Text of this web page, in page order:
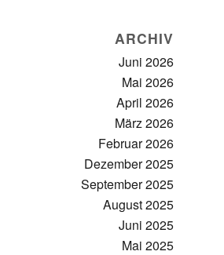
ARCHIV
Juni 2026
Mai 2026
April 2026
März 2026
Februar 2026
Dezember 2025
September 2025
August 2025
Juni 2025
Mai 2025